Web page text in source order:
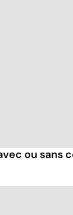
ou sans